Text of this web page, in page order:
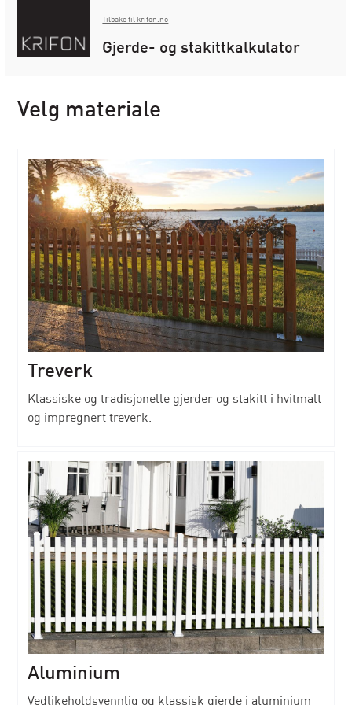
Tilbake til krifon.no
Gjerde- og stakittkalkulator
Velg materiale
Treverk
Klassiske og tradisjonelle gjerder og stakitt i hvitmalt
og impregnert treverk.
Aluminium
Vedlikeholdsvennlig og klassisk gjerde i aluminium